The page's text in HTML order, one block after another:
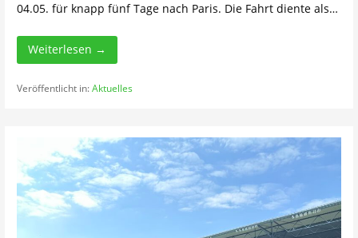
04.05. für knapp fünf Tage nach Paris. Die Fahrt diente als…
Weiterlesen →
Veröffentlicht in:Aktuelles